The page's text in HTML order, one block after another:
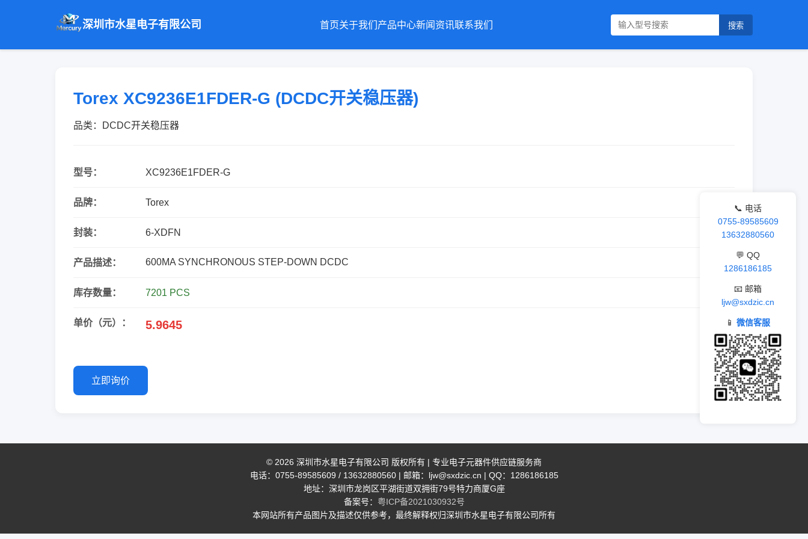
深圳市水星电子有限公司 首页关于我们 产品中心新闻资讯联系我们 搜索
Torex XC9236E1FDER-G (DCDC开关稳压器)
品类：DCDC开关稳压器
型号： XC9236E1FDER-G
品牌： Torex
封装： 6-XDFN
产品描述： 600MA SYNCHRONOUS STEP-DOWN DCDC
库存数量： 7201 PCS
单价（元）： 5.9645
立即询价
📞 电话
0755-89585609
13632880560
💬 QQ
1286186185
📧 邮箱
ljw@sxdzic.cn
📱 微信客服
© 2026 深圳市水星电子有限公司 版权所有 | 专业电子元器件供应链服务商
电话：0755-89585609 / 13632880560 | 邮箱：ljw@sxdzic.cn | QQ：1286186185
地址：深圳市龙岗区平湖街道双拥街79号特力商厦G座
备案号： 粤ICP备2021030932号
本网站所有产品图片及描述仅供参考，最终解释权归深圳市水星电子有限公司所有